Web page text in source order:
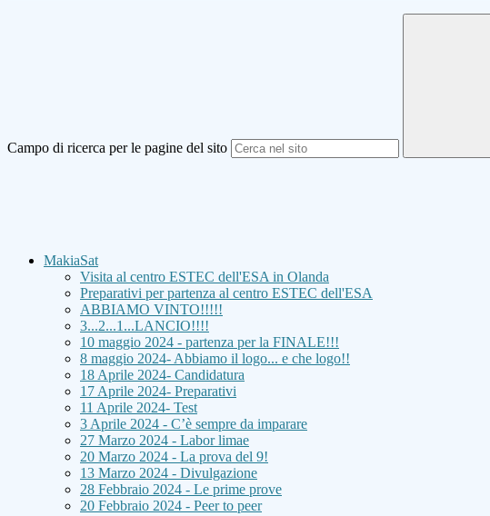
Campo di ricerca per le pagine del sito
MakiaSat
Visita al centro ESTEC dell'ESA in Olanda
Preparativi per partenza al centro ESTEC dell'ESA
ABBIAMO VINTO!!!!!
3...2...1...LANCIO!!!!
10 maggio 2024 - partenza per la FINALE!!!
8 maggio 2024- Abbiamo il logo... e che logo!!
18 Aprile 2024- Candidatura
17 Aprile 2024- Preparativi
11 Aprile 2024- Test
3 Aprile 2024 - C’è sempre da imparare
27 Marzo 2024 - Labor limae
20 Marzo 2024 - La prova del 9!
13 Marzo 2024 - Divulgazione
28 Febbraio 2024 - Le prime prove
20 Febbraio 2024 - Peer to peer